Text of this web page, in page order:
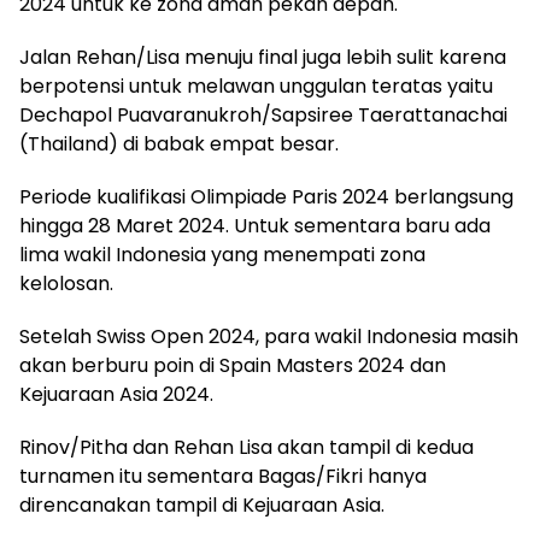
Jalan Rehan/Lisa menuju final juga lebih sulit karena
berpotensi untuk melawan unggulan teratas yaitu
Dechapol Puavaranukroh/Sapsiree Taerattanachai
(Thailand) di babak empat besar.
Periode kualifikasi Olimpiade Paris 2024 berlangsung
hingga 28 Maret 2024. Untuk sementara baru ada
lima wakil Indonesia yang menempati zona
kelolosan.
Setelah Swiss Open 2024, para wakil Indonesia masih
akan berburu poin di Spain Masters 2024 dan
Kejuaraan Asia 2024.
Rinov/Pitha dan Rehan Lisa akan tampil di kedua
turnamen itu sementara Bagas/Fikri hanya
direncanakan tampil di Kejuaraan Asia.